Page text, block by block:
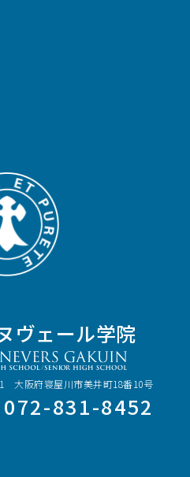
ヴェール学院
大阪府寝屋川市美井町18番10号
831-8452